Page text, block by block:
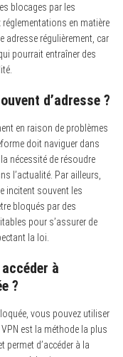
blocages par les
en matière
adresse régulièrement, car
pourrait entraîner des
d’adresse ?
en raison de problèmes
doit naviguer dans
nécessité de résoudre
l’actualité. Par ailleurs,
incitent souvent les
bloqués par des
pour s’assurer de
la loi.
à
?
vous pouvez utiliser
est la méthode la plus
permet d’accéder à la